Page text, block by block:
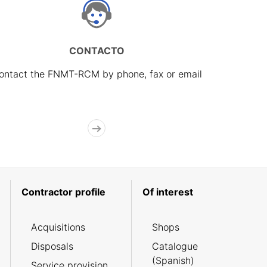
CONTACTO
the FNMT-RCM by phone, fax or email
Contractor profile
Acquisitions
Disposals
Of interest
Shops
Catalogue
(Spanish)